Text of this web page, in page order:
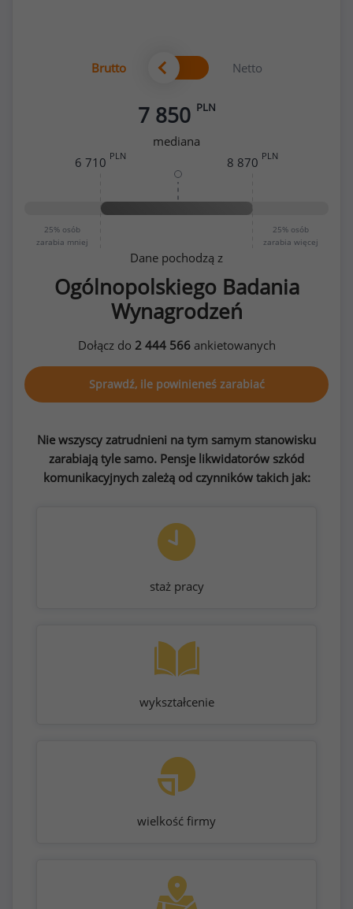
Brutto Netto
7 850 PLN
mediana
25% osób
zarabia mniej
25% osób
zarabia więcej
6 710 PLN 8 870 PLN
Dane pochodzą z
Ogólnopolskiego Badania
Wynagrodzeń
Dołącz do 2 444 566ankietowanych
Sprawdź, ile powinieneś zarabiać
Nie wszyscy zatrudnieni na tym samym stanowisku
zarabiają tyle samo. Pensje likwidatorów szkód
komunikacyjnych zależą od czynników takich jak:
staż pracy
wykształcenie
wielkość firmy